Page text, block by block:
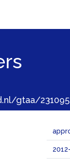
gtaa/